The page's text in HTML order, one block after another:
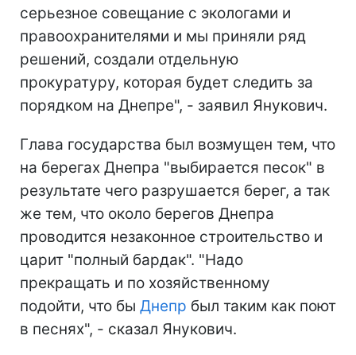
серьезное совещание с экологами и
правоохранителями и мы приняли ряд
решений, создали отдельную
прокуратуру, которая будет следить за
порядком на Днепре", - заявил Янукович.
Глава государства был возмущен тем, что
на берегах Днепра "выбирается песок" в
результате чего разрушается берег, а так
же тем, что около берегов Днепра
проводится незаконное строительство и
царит "полный бардак". "Надо
прекращать и по хозяйственному
подойти, что бы Днепр был таким как поют
в песнях", - сказал Янукович.